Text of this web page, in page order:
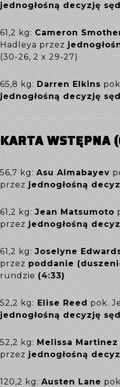
jednogłośną decyzję
61,2 kg:Cameron
Hadleya przez
(30-26, 2 x 29-27)
65,8 kg:Darren Elkins
jednogłośną decyzję
KARTA WSTĘPNA
56,7 kg:Asu Almabayev
przezjednogłośną
61,2 kg:Jean Matsumoto
przezjednogłośną
61,2 kg:Joselyne
przezpoddanie
rundzie(4:33)
52,2 kg:Elise Reedpok.
jednogłośną decyzję
52,2 kg:Melissa Martinez
przezjednogłośną
120,2 kg:Austen Lane